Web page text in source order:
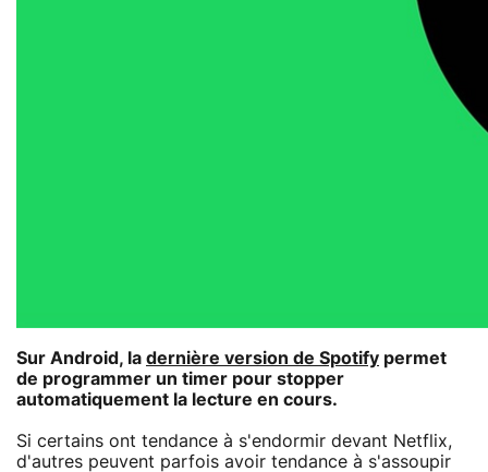
Sur Android, la dernière version de Spotify permet
de programmer un timer pour stopper
automatiquement la lecture en cours.
Si certains ont tendance à s'endormir devant Netflix,
d'autres peuvent parfois avoir tendance à s'assoupir